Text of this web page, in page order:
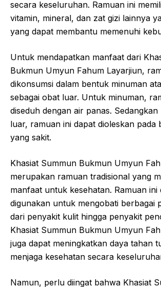
secara keseluruhan. Ramuan ini
vitamin, mineral, dan zat gizi lainnya
yang dapat membantu memenuhi
Untuk mendapatkan manfaat dari
Bukmun Umyun Fahum Layarjiun,
dikonsumsi dalam bentuk minuman
sebagai obat luar. Untuk minuman,
diseduh dengan air panas.
luar, ramuan ini dapat dioleskan pada
yang sakit.
Khasiat Summun Bukmun Umyun
merupakan ramuan tradisional yang
manfaat untuk kesehatan. Ramuan ini
digunakan untuk mengobati berbagai
dari penyakit kulit hingga penyakit
Khasiat Summun Bukmun Umyun
juga dapat meningkatkan daya tahan
menjaga kesehatan secara
Namun, perlu diingat bahwa Khasiat